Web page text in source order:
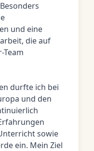
und eine
die auf
Team
durfte ich bei
und den
sowie
ein. Mein Ziel